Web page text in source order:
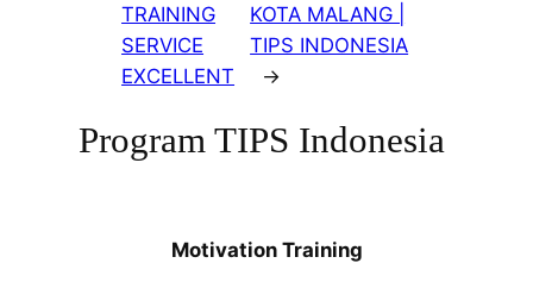
TRAINING
SERVICE
EXCELLENT
KOTA MALANG |
TIPS INDONESIA
→
Program TIPS Indonesia
Motivation Training